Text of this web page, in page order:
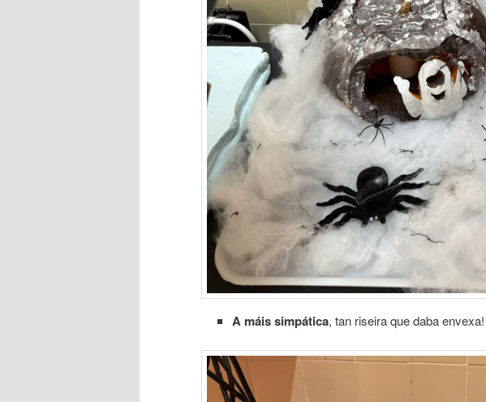
A máis simpática, tan riseira que daba envexa!